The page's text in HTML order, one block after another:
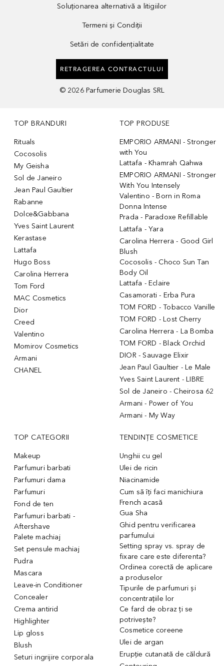
Soluționarea alternativă a litigiilor
Termeni și Condiții
Setări de confidențialitate
RETRAGEREA CONTRACTULUI
© 2026 Parfumerie Douglas SRL
TOP BRANDURI
Rituals
Cocosolis
My Geisha
Sol de Janeiro
Jean Paul Gaultier
Rabanne
Dolce&Gabbana
Yves Saint Laurent
Kerastase
Lattafa
Hugo Boss
Carolina Herrera
Tom Ford
MAC Cosmetics
Dior
Creed
Valentino
Momirov Cosmetics
Armani
CHANEL
TOP PRODUSE
EMPORIO ARMANI - Stronger
with You
Lattafa - Khamrah Qahwa
EMPORIO ARMANI - Stronger
With You Intensely
Valentino - Born in Roma
Donna Intense
Prada - Paradoxe Refillable
Lattafa - Yara
Carolina Herrera - Good Girl
Blush
Cocosolis - Choco Sun Tan
Body Oil
Lattafa - Eclaire
Casamorati - Erba Pura
TOM FORD - Tobacco Vanille
TOM FORD - Lost Cherry
Carolina Herrera - La Bomba
TOM FORD - Black Orchid
DIOR - Sauvage Elixir
Jean Paul Gaultier - Le Male
Yves Saint Laurent - LIBRE
Sol de Janeiro - Cheirosa 62
Armani - Power of You
Armani - My Way
TOP CATEGORII
Makeup
Parfumuri barbati
Parfumuri dama
Parfumuri
Fond de ten
Parfumuri barbati -
Aftershave
Palete machiaj
Set pensule machiaj
Pudra
Mascara
Leave-in Conditioner
Concealer
Crema antirid
Highlighter
Lip gloss
Blush
Seturi ingrijire corporala
TENDINȚE COSMETICE
Unghii cu gel
Ulei de ricin
Niacinamide
Cum să îți faci manichiura
French acasă
Gua Sha
Ghid pentru verificarea
parfumului
Setting spray vs. spray de
fixare care este diferenta?
Ordinea corectă de aplicare
a produselor
Tipurile de parfumuri și
concentrațiile lor
Ce fard de obraz ți se
potrivește?
Cosmetice coreene
Ulei de argan
Erupție cutanată de căldură